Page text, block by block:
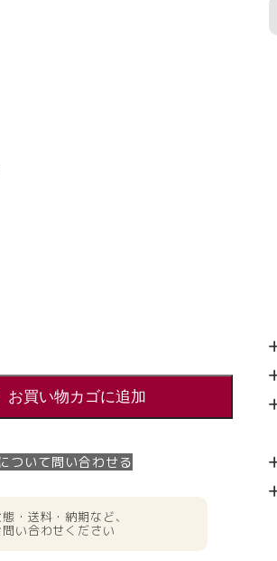
お買い物カゴに追加
ついて問い合わせる
・送料・納期など、
い合わせください